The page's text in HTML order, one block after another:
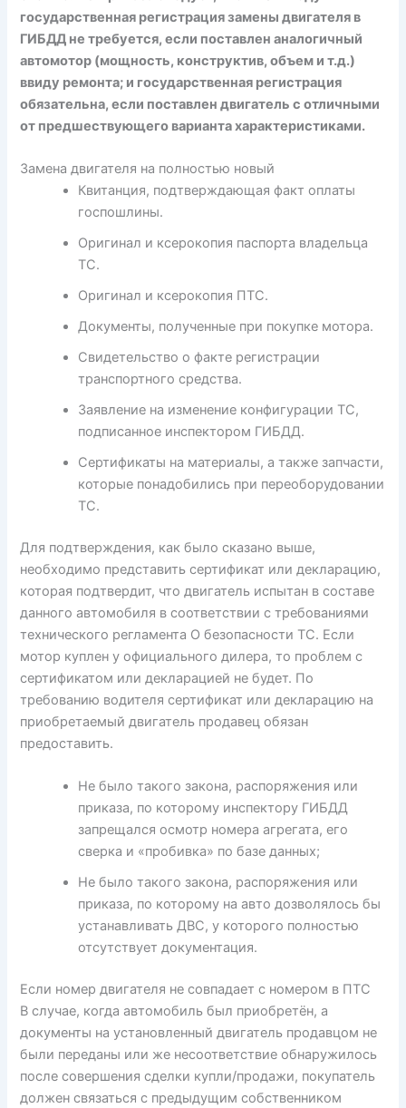
государственная регистрация замены двигателя в
ГИБДД не требуется, если поставлен аналогичный
автомотор (мощность, конструктив, объем и т.д.)
ввиду ремонта; и государственная регистрация
обязательна, если поставлен двигатель с отличными
от предшествующего варианта характеристиками.
Замена двигателя на полностью новый
Квитанция, подтверждающая факт оплаты
госпошлины.
Оригинал и ксерокопия паспорта владельца
ТС.
Оригинал и ксерокопия ПТС.
Документы, полученные при покупке мотора.
Свидетельство о факте регистрации
транспортного средства.
Заявление на изменение конфигурации ТС,
подписанное инспектором ГИБДД.
Сертификаты на материалы, а также запчасти,
которые понадобились при переоборудовании
ТС.
Для подтверждения, как было сказано выше,
необходимо представить сертификат или декларацию,
которая подтвердит, что двигатель испытан в составе
данного автомобиля в соответствии с требованиями
технического регламента О безопасности ТС. Если
мотор куплен у официального дилера, то проблем с
сертификатом или декларацией не будет. По
требованию водителя сертификат или декларацию на
приобретаемый двигатель продавец обязан
предоставить.
Не было такого закона, распоряжения или
приказа, по которому инспектору ГИБДД
запрещался осмотр номера агрегата, его
сверка и «пробивка» по базе данных;
Не было такого закона, распоряжения или
приказа, по которому на авто дозволялось бы
устанавливать ДВС, у которого полностью
отсутствует документация.
Если номер двигателя не совпадает с номером в ПТС
В случае, когда автомобиль был приобретён, а
документы на установленный двигатель продавцом не
были переданы или же несоответствие обнаружилось
после совершения сделки купли/продажи, покупатель
должен связаться с предыдущим собственником